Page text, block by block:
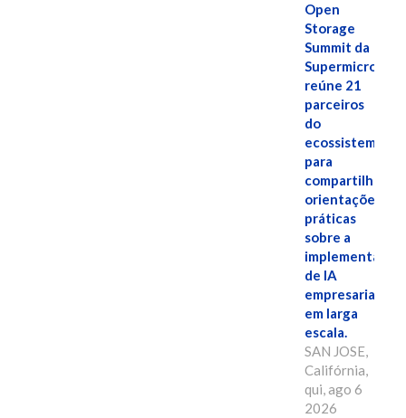
Open
Storage
Summit da
Supermicro
reúne 21
parceiros
do
ecossistema
para
compartilhar
orientações
práticas
sobre a
implementação
de IA
empresarial
em larga
escala.
SAN JOSE,
Califórnia,
qui, ago 6
2026